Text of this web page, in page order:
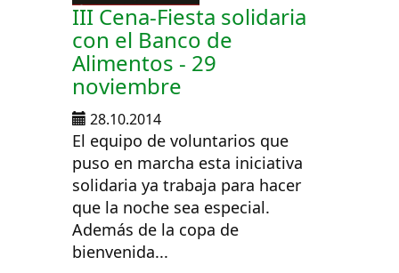
III Cena-Fiesta solidaria
con el Banco de
Alimentos - 29
noviembre
28.10.2014
El equipo de voluntarios que
puso en marcha esta iniciativa
solidaria ya trabaja para hacer
que la noche sea especial.
Además de la copa de
bienvenida...